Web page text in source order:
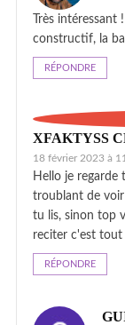
Très
constructif, la
RÉPONDRE
XFAKTYSS
18 février 2023 à
Hello je regarde
troublant de
tu lis, sinon top
reciter c'est
RÉPONDRE